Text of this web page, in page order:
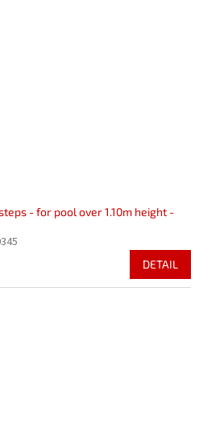
- for pool over 1.10m height -
DETAIL